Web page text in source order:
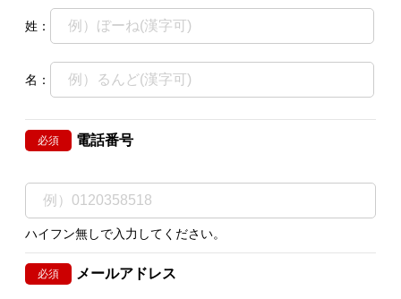
姓：
名：
必須 電話番号
ハイフン無しで入力してください。
必須 メールアドレス